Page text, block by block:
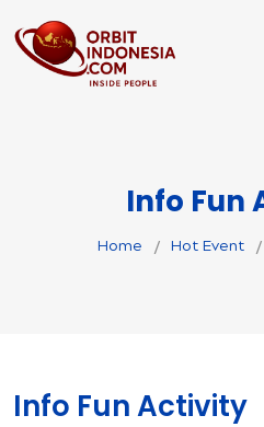
Info Fun
Home Hot Event
Info Fun Activity